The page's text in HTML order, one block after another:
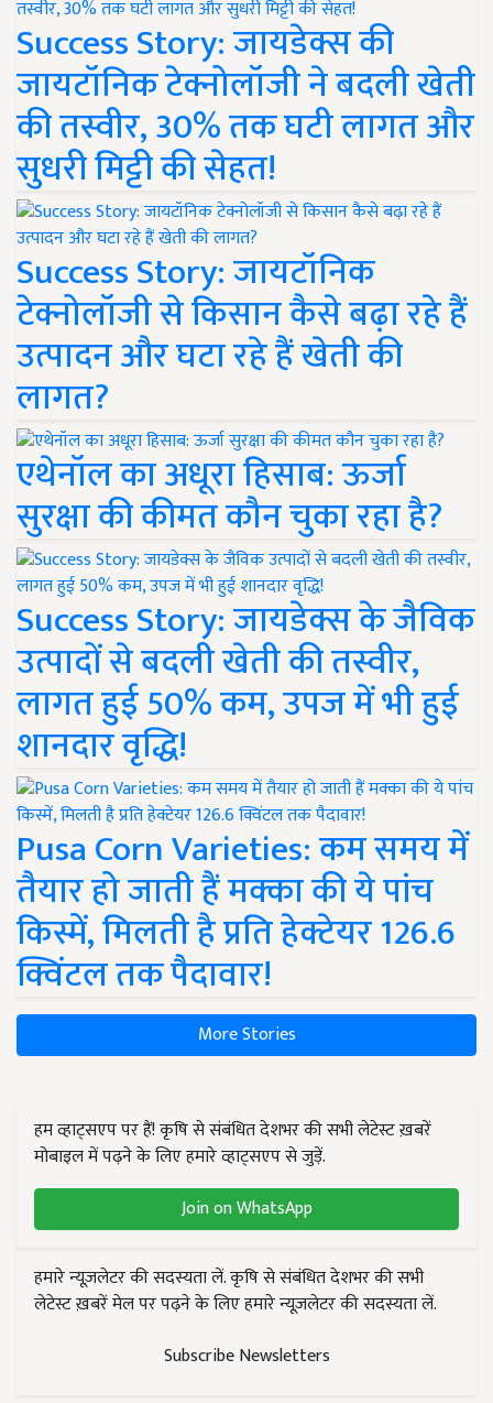
Success Story: जायडेक्स की
जायटॉनिक टेक्नोलॉजी ने बदली खेती
की तस्वीर, 30% तक घटी लागत और
सुधरी मिट्टी की सेहत!
Success Story: जायटॉनिक
टेक्नोलॉजी से किसान कैसे बढ़ा रहे हैं
उत्पादन और घटा रहे हैं खेती की
लागत?
एथेनॉल का अधूरा हिसाब: ऊर्जा
सुरक्षा की कीमत कौन चुका रहा है?
Success Story: जायडेक्स के जैविक
उत्पादों से बदली खेती की तस्वीर,
लागत हुई 50% कम, उपज में भी हुई
शानदार वृद्धि!
Pusa Corn Varieties: कम समय में
तैयार हो जाती हैं मक्का की ये पांच
किस्में, मिलती है प्रति हेक्टेयर 126.6
क्विंटल तक पैदावार!
More Stories
हम व्हाट्सएप पर हैं! कृषि से संबंधित देशभर की सभी लेटेस्ट ख़बरें
मोबाइल में पढ़ने के लिए हमारे व्हाट्सएप से जुड़ें.
Join on WhatsApp
हमारे न्यूज़लेटर की सदस्यता लें. कृषि से संबंधित देशभर की सभी
लेटेस्ट ख़बरें मेल पर पढ़ने के लिए हमारे न्यूज़लेटर की सदस्यता लें.
Subscribe Newsletters